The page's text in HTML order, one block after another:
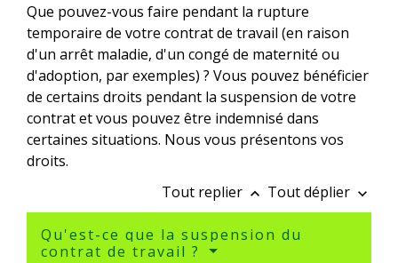
Que pouvez-vous faire pendant la rupture
temporaire de votre contrat de travail (en raison
d'un arrêt maladie, d'un congé de maternité ou
d'adoption, par exemples) ? Vous pouvez bénéficier
de certains droits pendant la suspension de votre
contrat et vous pouvez être indemnisé dans
certaines situations. Nous vous présentons vos
droits.
Tout replier keyboard_arrow_up Tout déplier keyboard_arrow_down
Qu'est-ce que la suspension du
contrat de travail ?